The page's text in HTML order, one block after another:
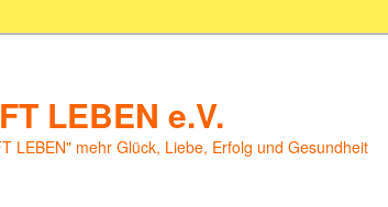
LEBEN e.V.
LEBEN" mehr Glück, Liebe, Erfolg und Gesundheit